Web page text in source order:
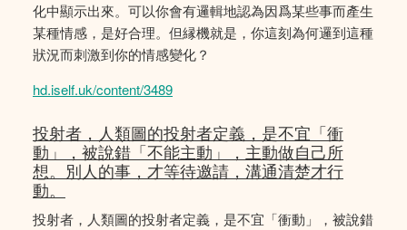
化中顯示出來。可以你會有邏輯地認為因爲某些事而產生
某種情感，是好合理。但縁機就是，你這刻為何邏到這種
狀況而刺激到你的情感變化？
hd.iself.uk/content/3489
投射者，人類圖的投射者定義，是不宜「衝
動」，被說錯「不能主動」，主動做自己所
想。別人的事，才等待邀請，溝通清楚才行
動。
投射者，人類圖的投射者定義，是不宜「衝動」，被說錯